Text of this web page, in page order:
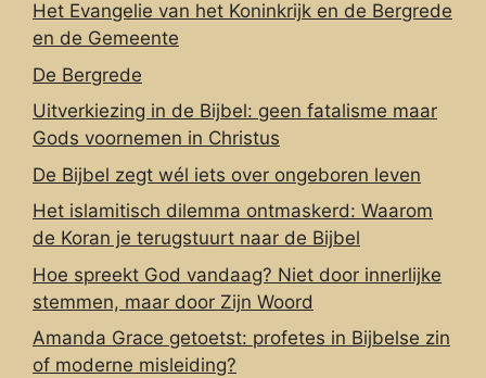
Het Evangelie van het Koninkrijk en de Bergrede
en de Gemeente
De Bergrede
Uitverkiezing in de Bijbel: geen fatalisme maar
Gods voornemen in Christus
De Bijbel zegt wél iets over ongeboren leven
Het islamitisch dilemma ontmaskerd: Waarom
de Koran je terugstuurt naar de Bijbel
Hoe spreekt God vandaag? Niet door innerlijke
stemmen, maar door Zijn Woord
Amanda Grace getoetst: profetes in Bijbelse zin
of moderne misleiding?